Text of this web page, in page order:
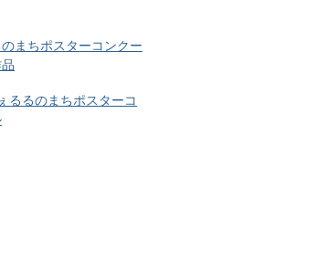
まちポスターコンクー
るるのまちポスターコ